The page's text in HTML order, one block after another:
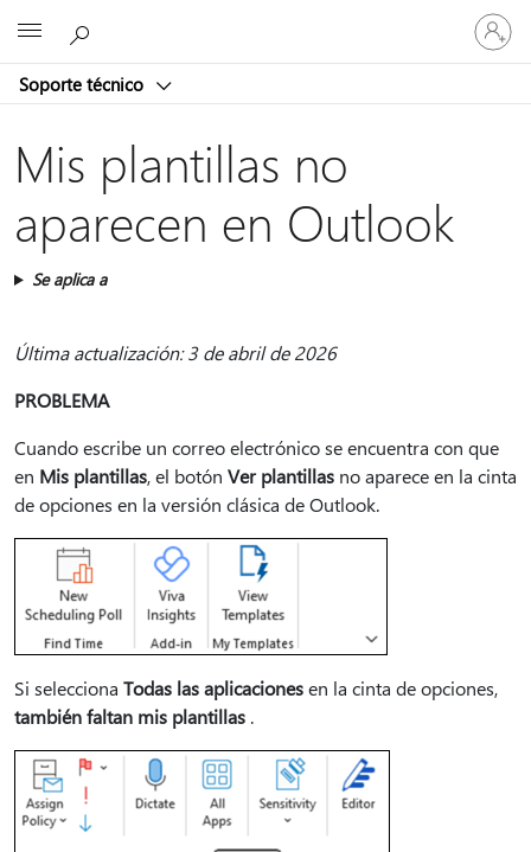
Soporte técnico
Iniciar
sesión
en
cuenta
Mis plantillas no
aparecen en Outlook
Se aplica a
Última actualización: 3 de abril de 2026
PROBLEMA
Cuando escribe un correo electrónico se encuentra con que
en Mis plantillas, el botón Ver plantillas no aparece en la cinta
de opciones en la versión clásica de Outlook.
Si selecciona Todas las aplicacionesen la cinta de opciones,
también faltan mis plantillas .